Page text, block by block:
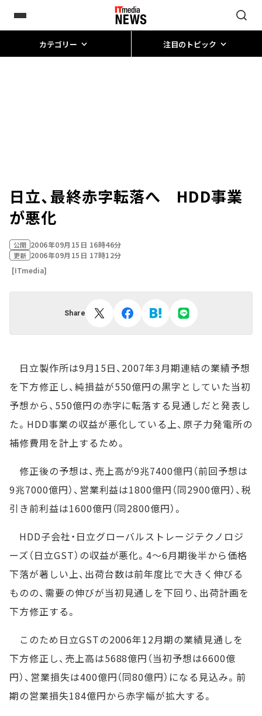
カテゴリー 注目のトピック
日立、最終赤字転落へ HDD事業
が悪化
公開 2006年09月15日 16時46分
更新 2006年09月15日 17時12分
[ITmedia]
Share
日立製作所は9月15日、2007年3月期連結の業績予想
を下方修正し、純損益が550億円の黒字としていた当初
予想から、550億円の赤字に転落する見通しだと発表し
た。HDD事業の収益が悪化している上、原子力発電所の
補修費用を計上するため。
修正後の予想は、売上高が9兆7400億円（前回予想は
9兆7000億円）、営業利益は1800億円（同2900億円）、税
引き前利益は1600億円（同2800億円）。
HDD子会社・日立グローバルストレージテクノロジ
ーズ（日立GST）の収益が悪化。4～6月期後半から価格
下落が著しい上、出荷台数は前年度比で大きく伸びる
ものの、需要の伸びが当初見通しを下回り、出荷計画を
下方修正する。
このため日立GSTの2006年12月期の業績見通しを
下方修正し、売上高は5688億円（当初予想は6600億
円）、営業損失は400億円（同80億円）になる見込み。前
期の営業損失184億円から赤字幅が拡大する。